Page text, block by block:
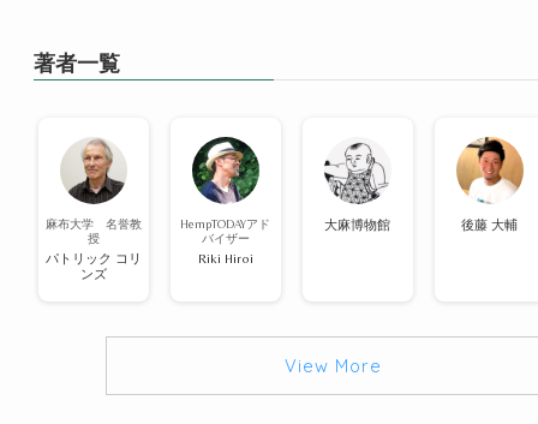
著者一覧
麻布大学 名誉教
授
パトリック コリ
ンズ
HempTODAYアド
バイザー
Riki Hiroi
大麻博物館 後藤 大輔
View More